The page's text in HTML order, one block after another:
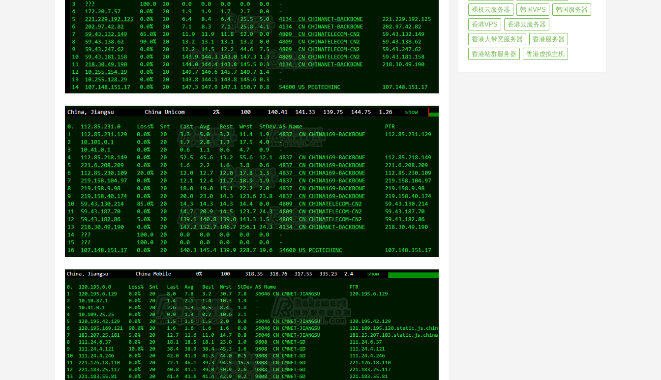
裸机云服务器
韩国VPS
韩国服务器
香港VPS
香港云服务器
香港大带宽服务器
香港服务器
香港站群服务器
香港虚拟主机